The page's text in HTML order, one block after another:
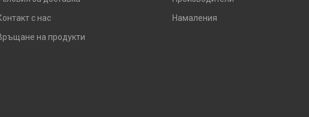
с нас
на продукти
Намаления